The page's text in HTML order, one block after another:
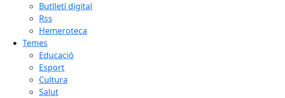
Butlletí digital
Rss
Hemeroteca
Temes
Educació
Esport
Cultura
Salut